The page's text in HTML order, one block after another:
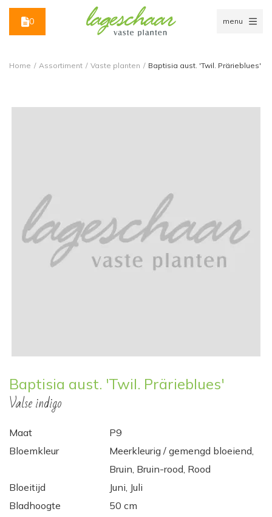
0 menu
Home / Assortiment / Vaste planten / Baptisia aust. 'Twil. Prärieblues'
Baptisia aust. 'Twil. Prärieblues'
Valse indigo
Maat
P9
Bloemkleur
Meerkleurig / gemengd bloeiend,
Bruin, Bruin-rood, Rood
Bloeitijd
Juni, Juli
Bladhoogte
50 cm